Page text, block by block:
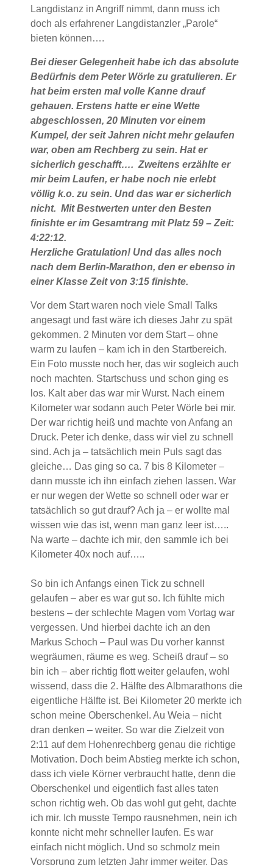
Langdistanz in Angriff nimmt, dann muss ich
doch als erfahrener Langdistanzler „Parole“
bieten können….
Bei dieser Gelegenheit habe ich das absolute
Bedürfnis dem Peter Wörle zu gratulieren. Er
hat beim ersten mal volle Kanne drauf
gehauen. Erstens hatte er eine Wette
abgeschlossen, 20 Minuten vor einem
Kumpel, der seit Jahren nicht mehr gelaufen
war, oben am Rechberg zu sein. Hat er
sicherlich geschafft…. Zweitens erzählte er
mir beim Laufen, er habe noch nie erlebt
völlig k.o. zu sein. Und das war er sicherlich
nicht. Mit Bestwerten unter den Besten
finishte er im Gesamtrang mit Platz 59 – Zeit:
4:22:12.
Herzliche Gratulation! Und das alles noch
nach dem Berlin-Marathon, den er ebenso in
einer Klasse Zeit von 3:15 finishte.
Vor dem Start waren noch viele Small Talks
angesagt und fast wäre ich dieses Jahr zu spät
gekommen. 2 Minuten vor dem Start – ohne
warm zu laufen – kam ich in den Startbereich.
Ein Foto musste noch her, das wir sogleich auch
noch machten. Startschuss und schon ging es
los. Kalt aber das war mir Wurst. Nach einem
Kilometer war sodann auch Peter Wörle bei mir.
Der war richtig heiß und machte von Anfang an
Druck. Peter ich denke, dass wir viel zu schnell
sind. Ach ja – tatsächlich mein Puls sagt das
gleiche… Das ging so ca. 7 bis 8 Kilometer –
dann musste ich ihn einfach ziehen lassen. War
er nur wegen der Wette so schnell oder war er
tatsächlich so gut drauf? Ach ja – er wollte mal
wissen wie das ist, wenn man ganz leer ist…..
Na warte – dachte ich mir, den sammle ich bei
Kilometer 40x noch auf…..
So bin ich Anfangs einen Tick zu schnell
gelaufen – aber es war gut so. Ich fühlte mich
bestens – der schlechte Magen vom Vortag war
vergessen. Und hierbei dachte ich an den
Markus Schoch – Paul was Du vorher kannst
wegräumen, räume es weg. Scheiß drauf – so
bin ich – aber richtig flott weiter gelaufen, wohl
wissend, dass die 2. Hälfte des Albmarathons die
eigentliche Hälfte ist. Bei Kilometer 20 merkte ich
schon meine Oberschenkel. Au Weia – nicht
dran denken – weiter. So war die Zielzeit von
2:11 auf dem Hohenrechberg genau die richtige
Motivation. Doch beim Abstieg merkte ich schon,
dass ich viele Körner verbraucht hatte, denn die
Oberschenkel und eigentlich fast alles taten
schon richtig weh. Ob das wohl gut geht, dachte
ich mir. Ich musste Tempo rausnehmen, nein ich
konnte nicht mehr schneller laufen. Es war
einfach nicht möglich. Und so schmolz mein
Vorsprung zum letzten Jahr immer weiter. Das